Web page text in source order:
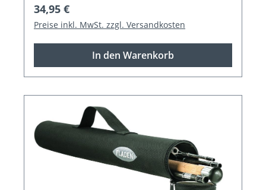
Regulärer Preis:
34,95 €
Preise inkl. MwSt. zzgl. Versandkosten
In den Warenkorb